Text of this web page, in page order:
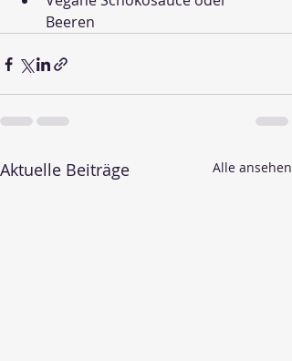
Beeren
Aktuelle Beiträge Alle ansehen